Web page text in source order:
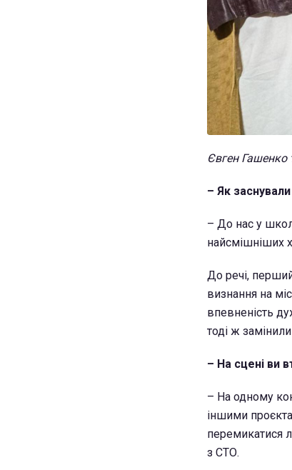
Євген
– Як
– До нас у
найсмішніших
До речі,
визнання на
впевненість
тоді ж
– На сцені ви
– На одному
іншими
перемикатися
з СТО.